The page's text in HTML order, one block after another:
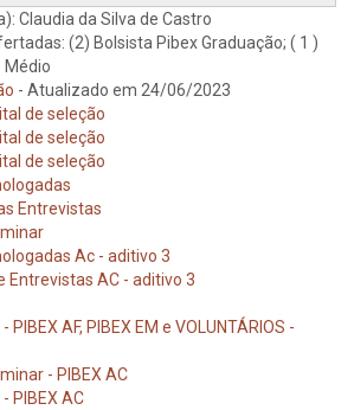
Claudia da Silva de Castro
(2) Bolsista Pibex Graduação; ( 1 )
Médio
- Atualizado em 24/06/2023
de seleção
de seleção
de seleção
Entrevistas
Ac - aditivo 3
Entrevistas AC - aditivo 3
PIBEX AF, PIBEX EM e VOLUNTÁRIOS -
- PIBEX AC
PIBEX AC